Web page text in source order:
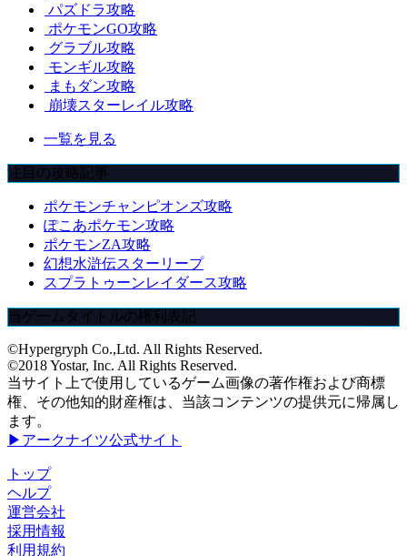
パズドラ攻略
ポケモンGO攻略
グラブル攻略
モンギル攻略
まもダン攻略
崩壊スターレイル攻略
一覧を見る
注目の攻略記事
ポケモンチャンピオンズ攻略
ぽこあポケモン攻略
ポケモンZA攻略
幻想水滸伝スターリープ
スプラトゥーンレイダース攻略
当ゲームタイトルの権利表記
©Hypergryph Co.,Ltd. All Rights Reserved.
©2018 Yostar, Inc. All Rights Reserved.
当サイト上で使用しているゲーム画像の著作権および商標
権、その他知的財産権は、当該コンテンツの提供元に帰属し
ます。
▶アークナイツ公式サイト
トップ
ヘルプ
運営会社
採用情報
利用規約